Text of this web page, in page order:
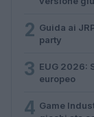
2 Guida ai
party
3 EUG 2026:
europeo
4 Game